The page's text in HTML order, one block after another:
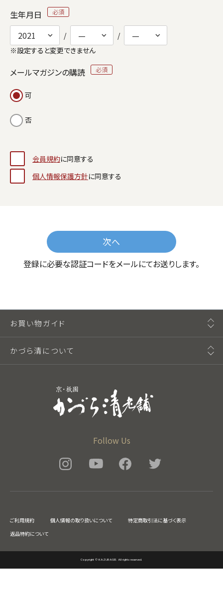
生年月日
※設定すると変更できません
メールマガジンの購読
可
否
会員規約に同意する
個人情報保護方針に同意する
次へ
登録に必要な認証コードをメールにてお送りします。
Follow Us
お買い物ガイド
かづら清について
ご利用規約 個人情報の取り扱いについて
特定商取引法に基づく表示
返品特約について
Copyright © KAZURASEI. All rights reserved.